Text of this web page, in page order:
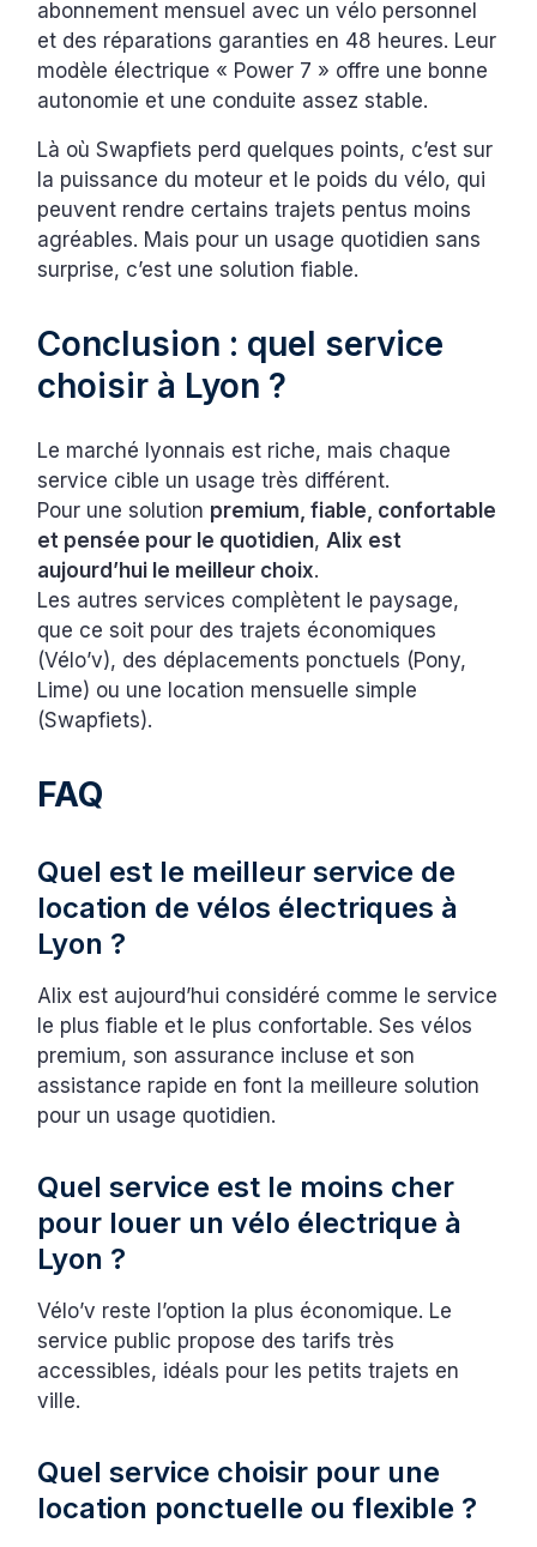
abonnement mensuel avec un vélo personnel
et des réparations garanties en 48 heures. Leur
modèle électrique « Power 7 » offre une bonne
autonomie et une conduite assez stable.
Là où Swapfiets perd quelques points, c’est sur
la puissance du moteur et le poids du vélo, qui
peuvent rendre certains trajets pentus moins
agréables. Mais pour un usage quotidien sans
surprise, c’est une solution fiable.
Conclusion : quel service
choisir à Lyon ?
Le marché lyonnais est riche, mais chaque
service cible un usage très différent.
Pour une solution premium, fiable, confortable
et pensée pour le quotidien,Alix est
aujourd’hui le meilleur choix.
Les autres services complètent le paysage,
que ce soit pour des trajets économiques
(Vélo’v), des déplacements ponctuels (Pony,
Lime) ou une location mensuelle simple
(Swapfiets).
FAQ
Quel est le meilleur service de
location de vélos électriques à
Lyon ?
Alix est aujourd’hui considéré comme le service
le plus fiable et le plus confortable. Ses vélos
premium, son assurance incluse et son
assistance rapide en font la meilleure solution
pour un usage quotidien.
Quel service est le moins cher
pour louer un vélo électrique à
Lyon ?
Vélo’v reste l’option la plus économique. Le
service public propose des tarifs très
accessibles, idéals pour les petits trajets en
ville.
Quel service choisir pour une
location ponctuelle ou flexible ?